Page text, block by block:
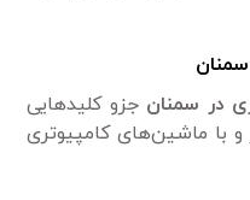
در سمنان جزو کلیدهایی
و با ماشین‌های کامپیوتری